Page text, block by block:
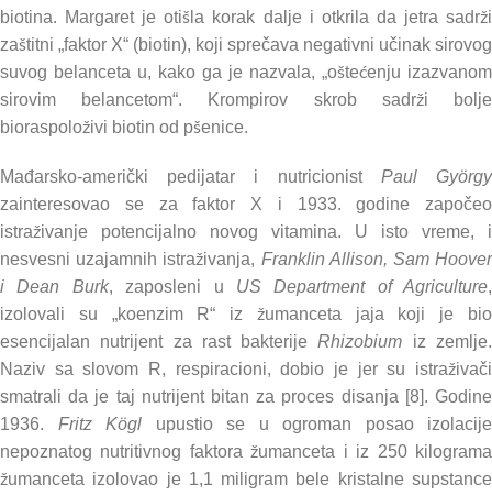
biotina. Margaret je otišla korak dalje i otkrila da jetra sadrži
zaštitni „faktor X“ (biotin), koji sprečava negativni učinak sirovog
suvog belanceta u, kako ga je nazvala, „oštećenju izazvanom
sirovim belancetom“. Krompirov skrob sadrži bolje
bioraspoloživi biotin od pšenice.
Mađarsko-američki pedijatar i nutricionist Paul György
zainteresovao se za faktor X i 1933. godine započeo
istraživanje potencijalno novog vitamina. U isto vreme, i
nesvesni uzajamnih istraživanja, Franklin Allison, Sam Hoover
i Dean Burk, zaposleni u US Department of Agriculture,
izolovali su „koenzim R“ iz žumanceta jaja koji je bio
esencijalan nutrijent za rast bakterijeRhizobium iz zemlje.
Naziv sa slovom R, respiracioni, dobio je jer su istraživači
smatrali da je taj nutrijent bitan za proces disanja [8]. Godine
1936. Fritz Kögl upustio se u ogroman posao izolacije
nepoznatog nutritivnog faktora žumanceta i iz 250 kilograma
žumanceta izolovao je 1,1 miligram bele kristalne supstance